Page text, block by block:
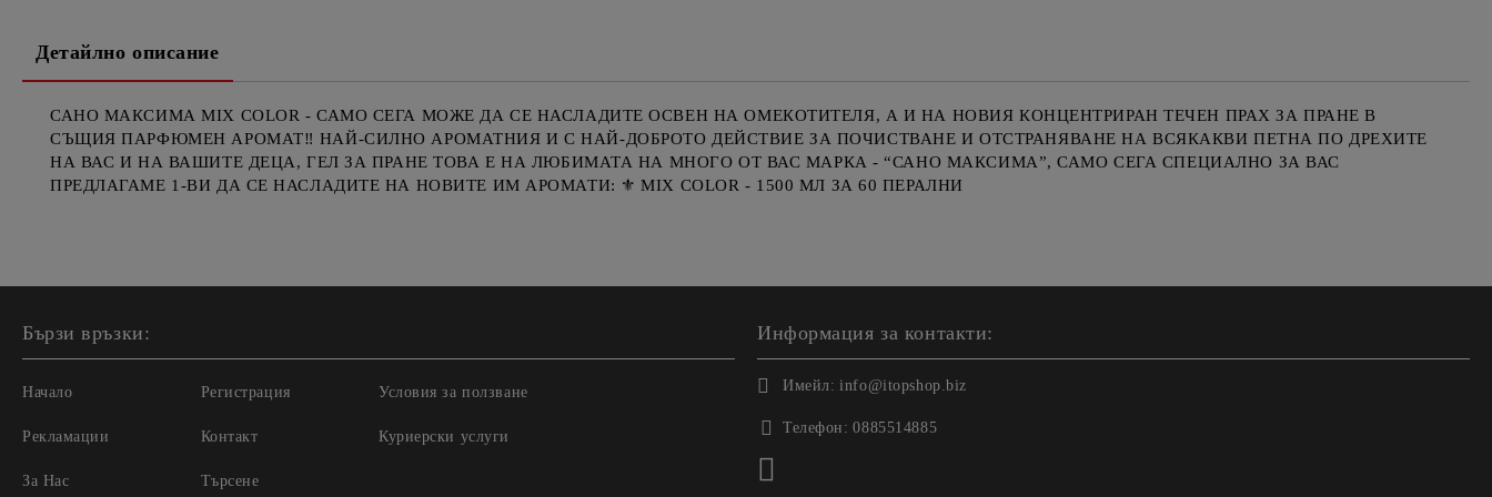
Детайлно описание
САНО МАКСИМА MIX COLOR - САМО СЕГА МОЖЕ ДА СЕ НАСЛАДИТЕ ОСВЕН НА ОМЕКОТИТЕЛЯ, А И НА НОВИЯ КОНЦЕНТРИРАН ТЕЧЕН ПРАХ ЗА ПРАНЕ В
СЪЩИЯ ПАРФЮМЕН АРОМАТ‼️ НАЙ-СИЛНО АРОМАТНИЯ И С НАЙ-ДОБРОТО ДЕЙСТВИЕ ЗА ПОЧИСТВАНЕ И ОТСТРАНЯВАНЕ НА ВСЯКАКВИ ПЕТНА ПО ДРЕХИТЕ
НА ВАС И НА ВАШИТЕ ДЕЦА, ГЕЛ ЗА ПРАНЕ ТОВА Е НА ЛЮБИМАТА НА МНОГО ОТ ВАС МАРКА - “САНО МАКСИМА”, САМО СЕГА СПЕЦИАЛНО ЗА ВАС
ПРЕДЛАГАМЕ 1-ВИ ДА СЕ НАСЛАДИТЕ НА НОВИТЕ ИМ АРОМАТИ: ⚜️ MIX COLOR - 1500 МЛ ЗА 60 ПЕРАЛНИ
Бързи връзки:
Начало
Рекламации
За Нас
Регистрация
Контакт
Търсене
Условия за ползване
Куриерски услуги
Информация за контакти:
Имейл: info@itopshop.biz
Телефон: 0885514885